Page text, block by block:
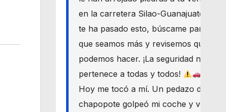
en la carretera Silao-Guanajuato? Si
te ha pasado esto, búscame para
que seamos más y revisemos qué
podemos hacer. ¡La seguridad nos
pertenece a todas y todos!
Hoy me tocó a mí. Un pedazo de
chapopote golpeó mi coche y vi